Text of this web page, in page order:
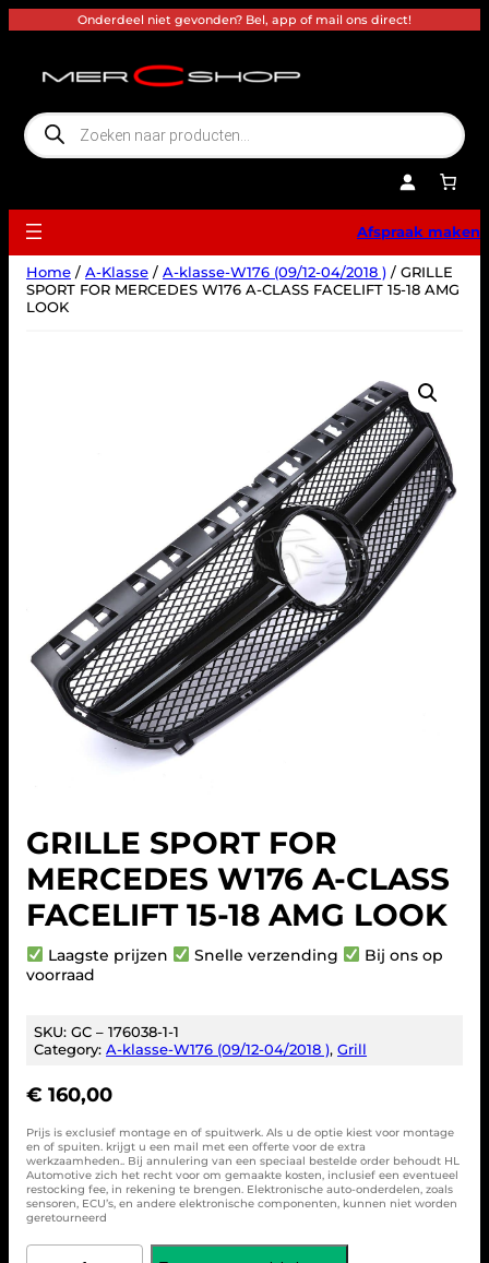
Onderdeel niet gevonden? Bel, app of mail ons direct!
P
r
o
n
o
e
k
e
n
Afspraak maken
Home / A-Klasse / A-klasse-W176 (09/12-04/2018 ) / GRILLE
SPORT FOR MERCEDES W176 A-CLASS FACELIFT 15-18 AMG
LOOK
GRILLE SPORT FOR
MERCEDES W176 A-CLASS
FACELIFT 15-18 AMG LOOK
Laagste prijzen Snelle verzending
Bij ons op
voorraad
SKU: GC – 176038-1-1
Category:A-klasse-W176 (09/12-04/2018 ), Grill
€ 160,00
Prijs is exclusief montage en of spuitwerk. Als u de optie kiest voor montage
en of spuiten. krijgt u een mail met een offerte voor de extra
werkzaamheden.. Bij annulering van een speciaal bestelde order behoudt HL
Automotive zich het recht voor om gemaakte kosten, inclusief een eventueel
restocking fee, in rekening te brengen. Elektronische auto-onderdelen, zoals
sensoren, ECU’s, en andere elektronische componenten, kunnen niet worden
geretourneerd
G